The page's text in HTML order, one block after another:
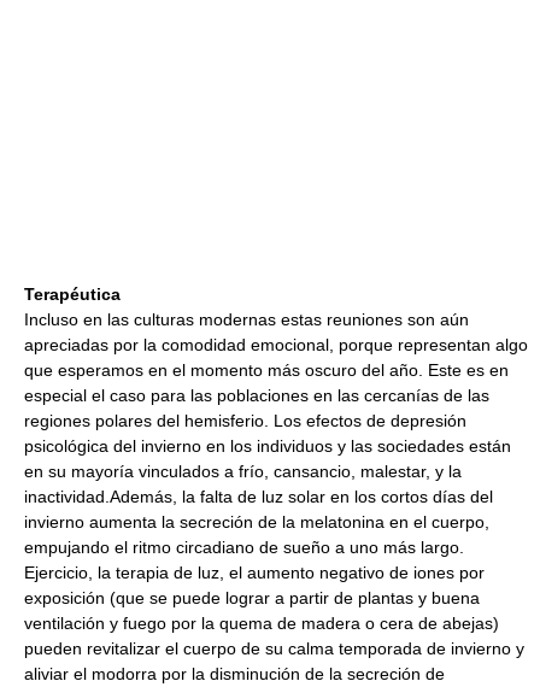
Terapéutica
Incluso en las culturas modernas estas reuniones son aún
apreciadas por la comodidad emocional, porque representan algo
que esperamos en el momento más oscuro del año. Este es en
especial el caso para las poblaciones en las cercanías de las
regiones polares del hemisferio. Los efectos de depresión
psicológica del invierno en los individuos y las sociedades están
en su mayoría vinculados a frío, cansancio, malestar, y la
inactividad.Además, la falta de luz solar en los cortos días del
invierno aumenta la secreción de la melatonina en el cuerpo,
empujando el ritmo circadiano de sueño a uno más largo.
Ejercicio, la terapia de luz, el aumento negativo de iones por
exposición (que se puede lograr a partir de plantas y buena
ventilación y fuego por la quema de madera o cera de abejas)
pueden revitalizar el cuerpo de su calma temporada de invierno y
aliviar el modorra por la disminución de la secreción de